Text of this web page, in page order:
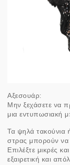
Αξεσουάρ:
Μην ξεχάσετε να
μια εντυπωσιακή
Τα ψηλά τακούνια
στρας μπορούν να
Επιλέξτε μικρές
εξαιρετική και